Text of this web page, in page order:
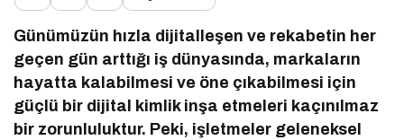
Günümüzün hızla dijitalleşen ve rekabetin her
geçen gün arttığı iş dünyasında, markaların
hayatta kalabilmesi ve öne çıkabilmesi için
güçlü bir dijital kimlik inşa etmeleri kaçınılmaz
bir zorunluluktur. Peki, işletmeler geleneksel